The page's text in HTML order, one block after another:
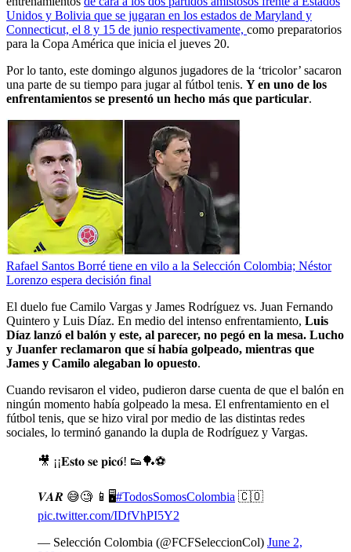
Unidos y Bolivia que se jugaran en los estados de Maryland y
Connecticut, el 8 y 15 de junio respectivamente, como preparatorios
para la Copa América que inicia el jueves 20.
Por lo tanto, este domingo algunos jugadores de la ‘tricolor’ sacaron
una parte de su tiempo para jugar al fútbol tenis. Y en uno de los
enfrentamientos se presentó un hecho más que particular.
Rafael Santos Borré tiene en vilo a la Selección Colombia; Néstor
Lorenzo espera decisión final
El duelo fue Camilo Vargas y James Rodríguez vs. Juan Fernando
Quintero y Luis Díaz. En medio del intenso enfrentamiento, Luis
Díaz lanzó el balón y este, al parecer, no pegó en la mesa. Lucho
y Juanfer reclamaron que sí había golpeado, mientras que
James y Camilo alegaban lo opuesto.
Cuando revisaron el video, pudieron darse cuenta de que el balón en
ningún momento había golpeado la mesa. El enfrentamiento en el
fútbol tenis, que se hizo viral por medio de las distintas redes
sociales, lo terminó ganando la dupla de Rodríguez y Vargas.
🎥 ¡¡𝐄𝐬𝐭𝐨 𝐬𝐞 𝐩𝐢𝐜𝐨́! 👟🏓⚽️
𝑽𝑨𝑹 😅🧐 📱🖥️#TodosSomosColombia 🇨🇴
pic.twitter.com/IDfVhPI5Y2
— Selección Colombia (@FCFSeleccionCol) June 2,